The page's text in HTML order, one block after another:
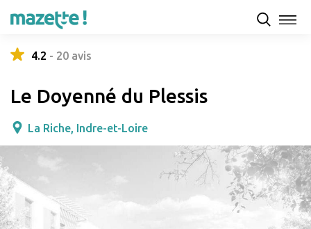
4.2 - 20 avis
Le Doyenné du Plessis
La Riche, Indre-et-Loire